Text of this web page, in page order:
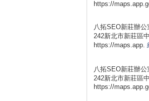
https://
八拓SEO新莊辦公
242新北市新莊區
https://maps.app.
八拓SEO新莊辦公
242新北市新莊區
https://